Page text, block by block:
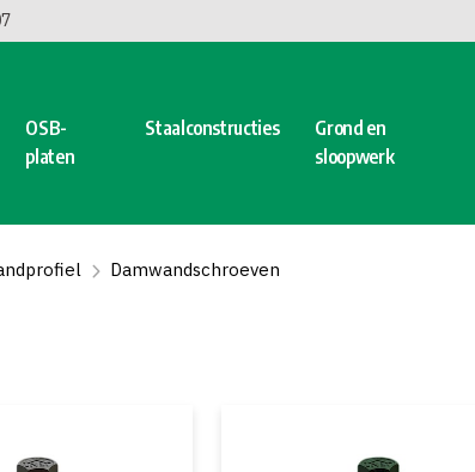
OSB-
platen
Staalconstructies
Grond en
sloopwerk
Damwandschroeven